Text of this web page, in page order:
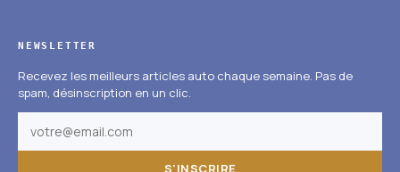
NEWSLETTER
Recevez les meilleurs articles auto chaque semaine. Pas de
spam, désinscription en un clic.